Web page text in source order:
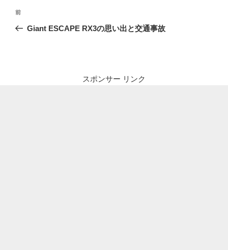
投
ナ
前
の
前
Giant ESCAPE RX3の思い出と交通事故
スポンサー リンク